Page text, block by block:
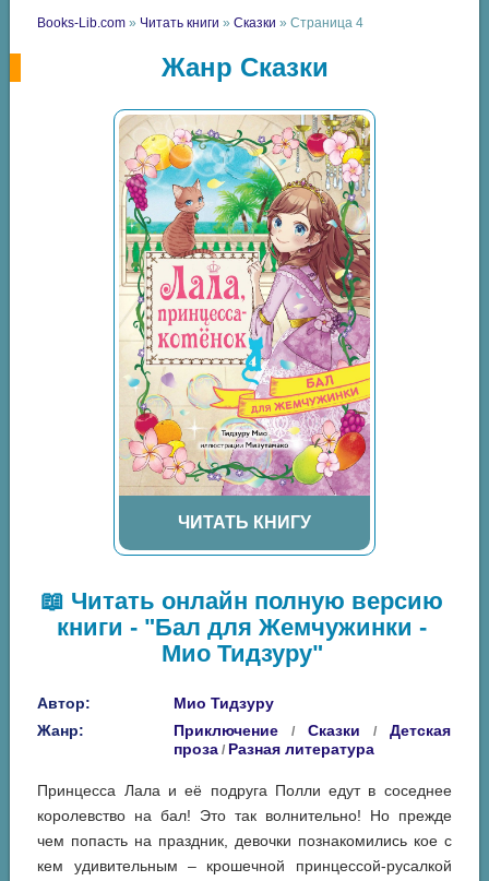
Books-Lib.com » Читать книги »Сказки » Страница 4
Жанр Сказки
ЧИТАТЬ КНИГУ
📖 Читать онлайн полную версию
книги - "Бал для Жемчужинки -
Мио Тидзуру"
Автор:
Мио Тидзуру
Жанр:
Приключение /Сказки /Детская
проза / Разная литература
Принцесса Лала и её подруга Полли едут в соседнее
королевство на бал! Это так волнительно! Но прежде
чем попасть на праздник, девочки познакомились кое с
кем удивительным – крошечной принцессой-русалкой